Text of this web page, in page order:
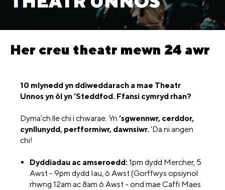
Her creu theatr mewn 24 awr
10 mlynedd yn ddiweddarach a mae Theatr
Unnos yn ôl yn’Steddfod. Ffansi cymryd rhan?
Dyma’ch lle chi i chwarae. Yn ’sgwennwr, cerddor,
cynllunydd, perfformiwr, dawnsiwr. 'Da ni angen
chi!
Dyddiadau ac amseroedd:1pm dydd Mercher, 5
Awst - 9pm dydd Iau, 6 Awst (Gorffwys opsiynol
rhwng 12am ac 8am 6 Awst - ond mae Caffi Maes